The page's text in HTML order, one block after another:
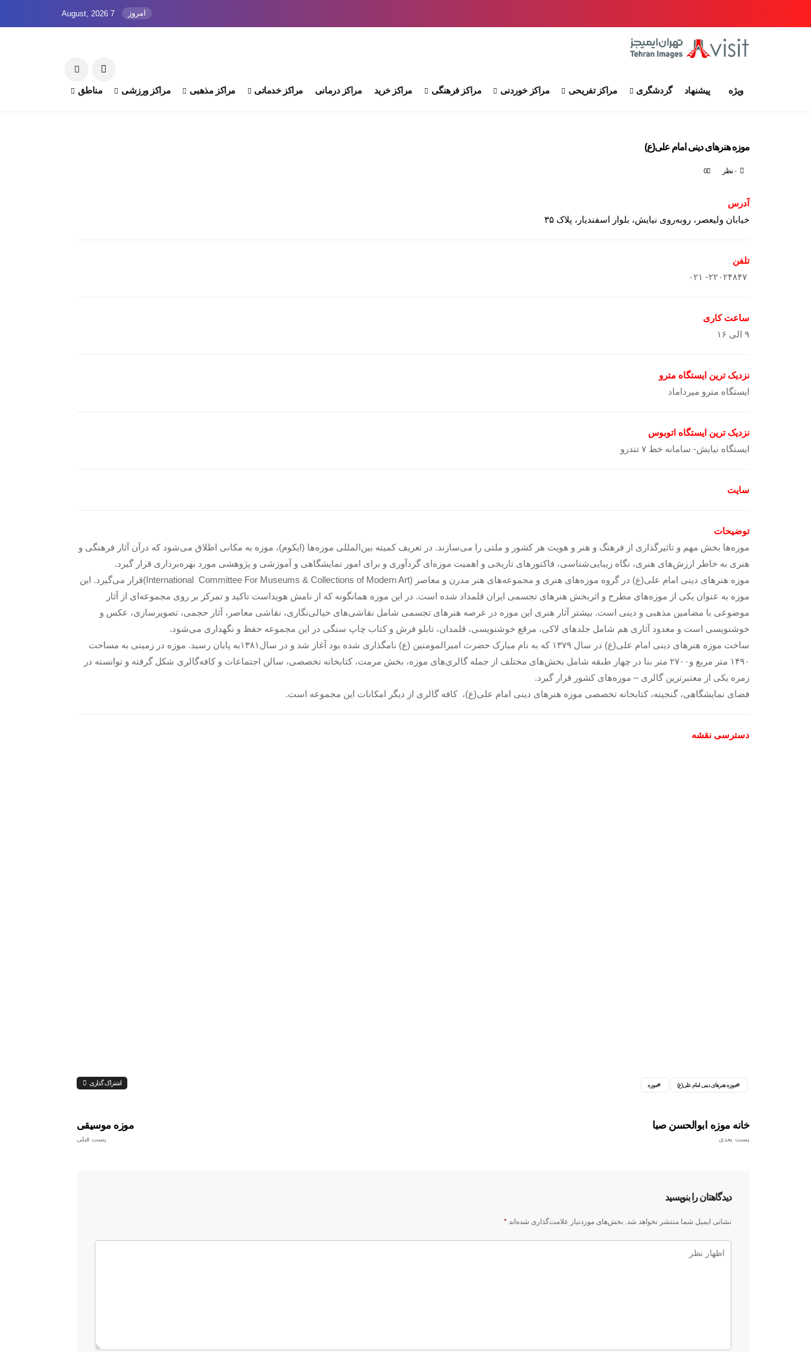
امروز 7 August, 2026
ویژه پیشنهاد گردشگری مراکز تفریحی مراکز خوردنی مراکز فرهنگی مراکز خرید مراکز درمانی مراکز خدماتی مراکز مذهبی مراکز ورزشی مناطق
موزه هنرهای دینی امام علی(ع)
۰ نظر 0
آدرس
خیابان ولیعصر، روبه‌روی نیایش، بلوار اسفندیار، پلاک ۳۵
تلفن
ساعت کاری
۹ الی ۱۶
نزدیک ترین ایستگاه مترو
ایستگاه مترو میرداماد
نزدیک ترین ایستگاه اتوبوس
ایستگاه نیایش- سامانه خط ۷ تندرو
سایت
توضیحات
موزه‌ها بخش مهم و تاثیرگذاری از فرهنگ و هنر و هویت هر کشور و ملتی را می‌سازند. در تعریف کمیته بین‌المللی موزه‌ها (ایکوم)، موزه به مکانی اطلاق می‌شود که درآن آثار فرهنگی و
هنری به خاطر ارزش‌های هنری، نگاه زیبایی‌شناسی، فاکتورهای تاریخی و اهمیت موزه‌ای گردآوری و برای امور نمایشگاهی و آموزشی و پژوهشی مورد بهره‌برداری قرار گیرد.
موزه هنرهای دینی امام علی(ع) در گروه موزه‌های هنری و مجموعه‌های هنر مدرن و معاصر (International Committee For Museums & Collections of Modern Art)قرار می‌گیرد. این
موزه به عنوان یکی از موزه‌های مطرح و اثربخش هنرهای تجسمی ایران قلمداد شده است. در این موزه همانگونه که از نامش هویداست تاکید و تمرکز بر روی مجموعه‌ای از آثار
موضوعی با مضامین مذهبی و دینی است. بیشتر آثار هنری این موزه در عرصه هنرهای تجسمی شامل نقاشی‌های خیالی‌نگاری، نقاشی معاصر، آثار حجمی، تصویرسازی، عکس و
خوشنویسی است و معدود آثاری هم شامل جلدهای لاکی، مرقع خوشنویسی، قلمدان، تابلو فرش و کتاب چاپ سنگی در این مجموعه حفظ و نگهداری می‌شود.
ساخت موزه هنرهای دینی امام علی(ع) در سال ۱۳۷۹ که به نام مبارک حضرت امیرالمومنین (ع) نامگذاری شده بود آغاز شد و در سال۱۳۸۱به پایان رسید. موزه در زمینی به مساحت
۱۴۹۰ متر مربع و۲۷۰۰ متر بنا در چهار طبقه شامل بخش‌های مختلف از جمله گالری‌های موزه، بخش مرمت، کتابخانه تخصصی، سالن اجتماعات و کافه‌گالری شکل گرفته و توانسته در
زمره یکی از معتبرترین گالری – موزه‌های کشور قرار گیرد.
فضای نمایشگاهی، گنجینه، کتابخانه تخصصی موزه هنرهای دینی امام علی(ع)، کافه گالری از دیگر امکانات این مجموعه است.
دسترسی نقشه
موزه موزه هنرهای دینی امام علی(ع) اشتراک گذاری
موزه موسیقی
پست قبلی
خانه موزه ابوالحسن صبا
پست بعدی
دیدگاهتان را بنویسید
نشانی ایمیل شما منتشر نخواهد شد. بخش‌های موردنیاز علامت‌گذاری شده‌اند *